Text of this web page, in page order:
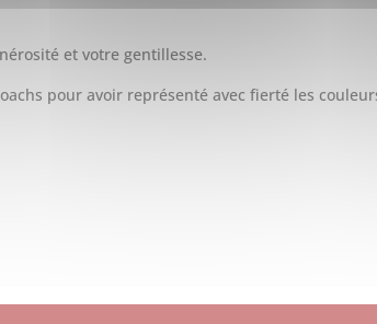
et votre gentillesse.
pour avoir représenté avec fierté les